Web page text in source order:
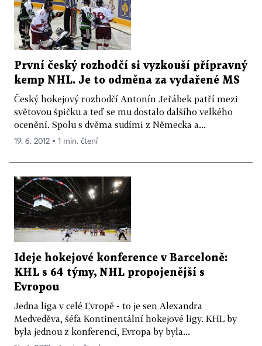
První český rozhodčí si vyzkouší přípravný
kemp NHL. Je to odměna za vydařené MS
Český hokejový rozhodčí Antonín Jeřábek patří mezi
světovou špičku a teď se mu dostalo dalšího velkého
ocenění. Spolu s dvěma sudími z Německa a...
19. 6. 2012 ▪ 1 min. čtení
Ideje hokejové konference v Barceloně:
KHL s 64 týmy, NHL propojenější s
Evropou
Jedna liga v celé Evropě - to je sen Alexandra
Medveděva, šéfa Kontinentální hokejové ligy. KHL by
byla jednou z konferencí, Evropa by byla...